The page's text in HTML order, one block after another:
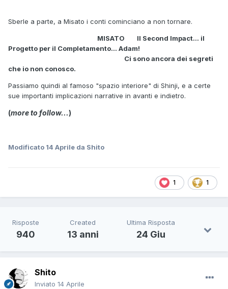
Sberle a parte, a Misato i conti cominciano a non tornare.
MISATO Il Second Impact… il
Progetto per il Completamento… Adam!
Ci sono ancora dei segreti
che io non conosco.
Passiamo quindi al famoso "spazio interiore" di Shinji, e a certe
sue importanti implicazioni narrative in avanti e indietro.
(more to follow...)
Modificato 14 Aprile da Shito
1 1
Risposte
940
Created
13 anni
Ultima Risposta
24 Giu
Shito
Inviato 14 Aprile